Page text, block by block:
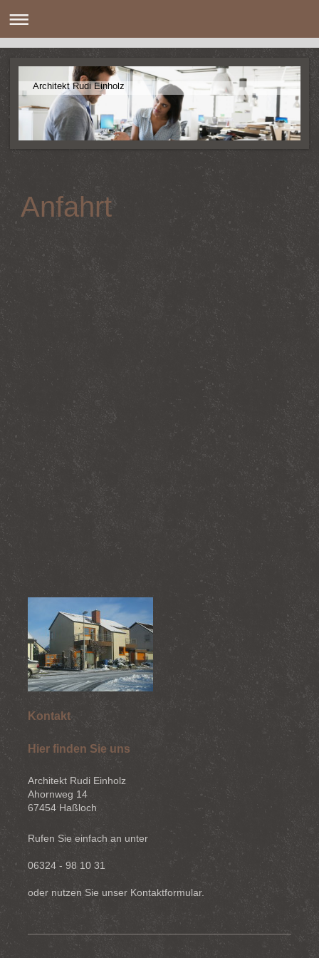
Architekt Rudi Einholz
Anfahrt
Kontakt
Hier finden Sie uns
Architekt Rudi Einholz
Ahornweg 14
67454 Haßloch
Rufen Sie einfach an unter
06324 - 98 10 31
oder nutzen Sie unser Kontaktformular.